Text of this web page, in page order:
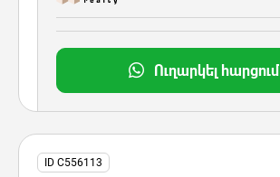
Ուղարկել հարցում
ID C556113